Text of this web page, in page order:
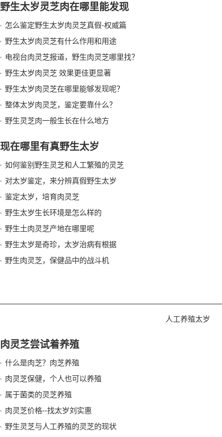
野生太岁灵芝肉在哪里能发现
怎么鉴定野生太岁肉灵芝真假-权威篇
野生太岁肉灵芝有什么作用和用途
电视台肉灵芝报道，野生肉灵芝哪里找？
野生太岁肉灵芝 效果更佳更显著
野生太岁肉灵芝在哪里能够发现呢？
整体太岁肉灵芝，鉴定要靠什么？
野生灵芝肉一般生长在什么地方
现在哪里有真野生太岁
如何鉴别野生灵芝和人工繁殖的灵芝
对太岁鉴定，来分辨真假野生太岁
鉴定太岁，培育肉灵芝
野生太岁生长环境是怎么样的
野生土肉灵芝产地在哪里呢
野生太岁是奇珍，太岁治病有根据
野生肉灵芝，保健品中的战斗机
人工养殖太岁
肉灵芝尝试着养殖
什么是肉芝？肉芝养殖
肉灵芝保健，个人也可以养殖
属于菌类的灵芝养殖
肉灵芝价格--找太岁刘实惠
野生灵芝与人工养殖的灵芝的现状